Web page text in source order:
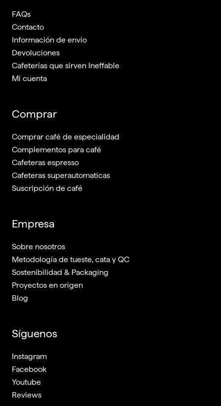
FAQs
Contacto
Información de envío
Devoluciones
Cafeterías que sirven Ineffable
Mi cuenta
Comprar
Comprar café de especialidad
Complementos para café
Cafeteras espresso
Cafeteras superautomaticas
Suscripción de café
Empresa
Sobre nosotros
Metodología de tueste, cata y QC
Sostenibilidad & Packaging
Proyectos en origen
Blog
Síguenos
Instagram
Facebook
Youtube
Reviews